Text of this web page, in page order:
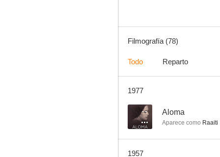
Filmografía (78)
Todo Reparto
1977
-- Aloma
Aparece como Raaiti
1957